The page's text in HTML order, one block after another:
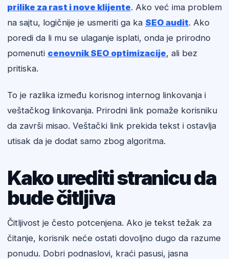
prilike za rast i nove klijente. Ako već ima problem
na sajtu, logičnije je usmeriti ga ka SEO audit. Ako
poredi da li mu se ulaganje isplati, onda je prirodno
pomenuti cenovnik SEO optimizacije, ali bez
pritiska.
To je razlika između korisnog internog linkovanja i
veštačkog linkovanja. Prirodni link pomaže korisniku
da završi misao. Veštački link prekida tekst i ostavlja
utisak da je dodat samo zbog algoritma.
Kako urediti stranicu da
bude čitljiva
Čitljivost je često potcenjena. Ako je tekst težak za
čitanje, korisnik neće ostati dovoljno dugo da razume
ponudu. Dobri podnaslovi, kraći pasusi, jasna